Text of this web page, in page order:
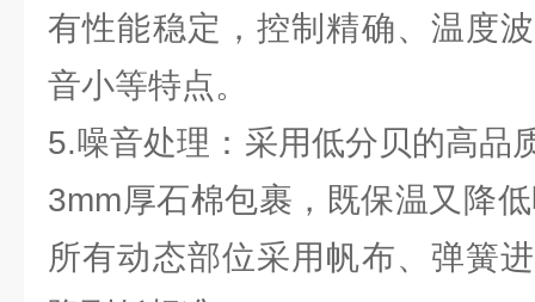
有性能稳定，控制精确、温度
音小等特点。
5.噪音处理：采用低分贝的高品
3mm厚石棉包裹，既保温又降
所有动态部位采用帆布、弹簧